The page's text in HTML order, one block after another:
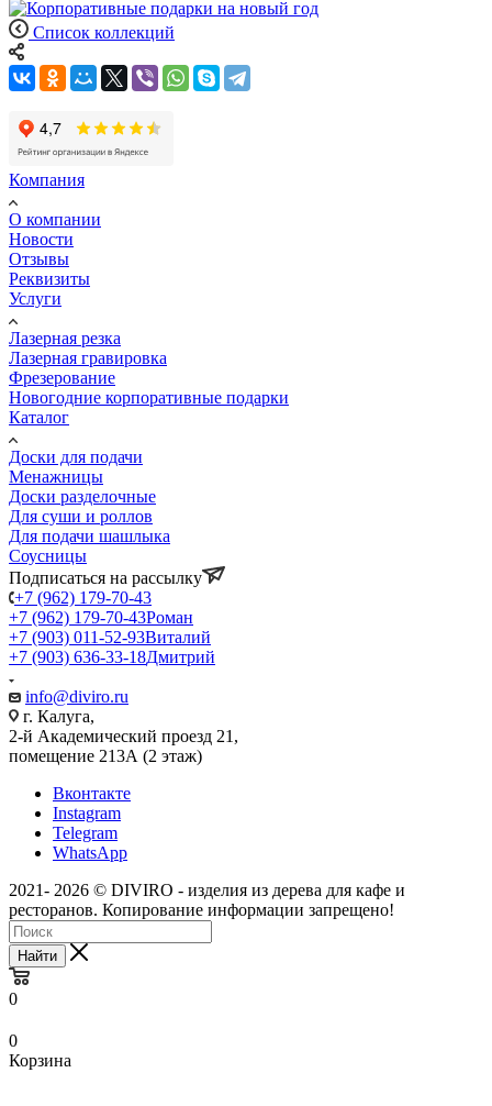
Список коллекций
Компания
О компании
Новости
Отзывы
Реквизиты
Услуги
Лазерная резка
Лазерная гравировка
Фрезерование
Новогодние корпоративные подарки
Каталог
Доски для подачи
Менажницы
Доски разделочные
Для суши и роллов
Для подачи шашлыка
Соусницы
Подписаться на рассылку
+7 (962) 179-70-43
+7 (962) 179-70-43Роман
+7 (903) 011-52-93Виталий
+7 (903) 636-33-18Дмитрий
info@diviro.ru
г. Калуга,
2-й Академический проезд 21,
помещение 213А (2 этаж)
Вконтакте
Instagram
Telegram
WhatsApp
2021- 2026 © DIVIRO - изделия из дерева для кафе и
ресторанов. Копирование информации запрещено!
Найти
0
0
Корзина